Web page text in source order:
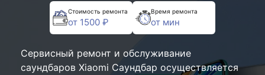
Стоимость ремонта
от 1500 ₽
Время ремонта
от мин
Сервисный ремонт и обслуживание
саундбаров Xiaomi Саундбар осуществляется